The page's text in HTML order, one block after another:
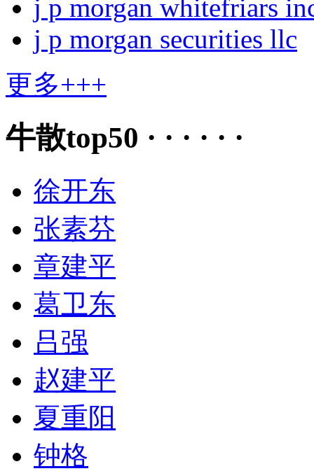
j p morgan whitefriars
j p morgan securities llc
更多+++
牛散top50 · · · · · ·
徐开东
张素芬
章建平
葛卫东
吕强
赵建平
夏重阳
钟格